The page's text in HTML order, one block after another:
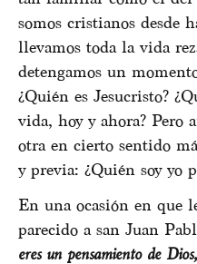
somos cristianos desde
llevamos toda la vida
detengamos un
¿Quién es Jesucristo?
vida, hoy y ahora? Pero
otra en cierto sentido
y previa: ¿Quién soy yo
En una ocasión en que
parecido a san Juan
eres un pensamiento de